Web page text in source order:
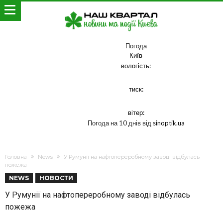
Погода
Київ
вологість:
тиск:
вітер:
Погода на 10 днів від sinoptik.ua
Головна News
У Румунії на нафтопереробному заводі відбулась
пожежа
NEWS НОВОСТИ
У Румунії на нафтопереробному заводі відбулась
пожежа